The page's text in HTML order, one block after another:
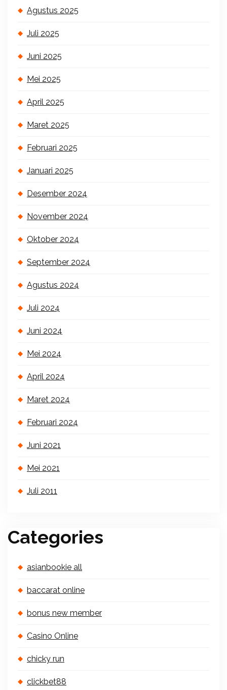
Agustus 2025
Juli 2025
Juni 2025
Mei 2025
April 2025
Maret 2025
Februari 2025
Januari 2025
Desember 2024
November 2024
Oktober 2024
September 2024
Agustus 2024
Juli 2024
Juni 2024
Mei 2024
April 2024
Maret 2024
Februari 2024
Juni 2021
Mei 2021
Juli 2011
Categories
asianbookie all
baccarat online
bonus new member
Casino Online
chicky run
clickbet88